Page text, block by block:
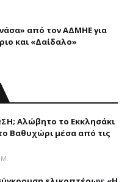
από τον ΑΔΜΗΕ για
και «Δαίδαλο»
Aλώβητο το Eκκλησάκι
Bαθυχώρι μέσα από τις